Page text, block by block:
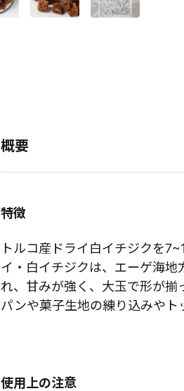
概要
特徴
トルコ産ドライ白イチジクを
イ・白イチジクは、エーゲ海
れ、甘みが強く、大玉で形が揃
パンや菓子生地の練り込みやト
使用上の注意